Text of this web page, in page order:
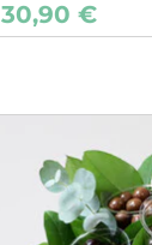
30,90 €